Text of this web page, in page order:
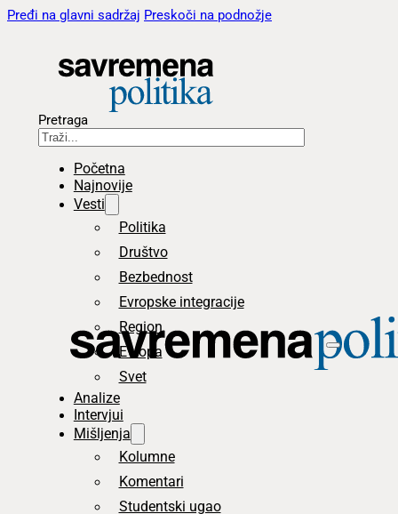
Pređi na glavni sadržaj Preskoči na podnožje
Pretraga
Početna
Najnovije
Vesti
Politika
Društvo
Bezbednost
Evropske integracije
Region
Evropa
Svet
Analize
Intervjui
Mišljenja
Kolumne
Komentari
Studentski ugao